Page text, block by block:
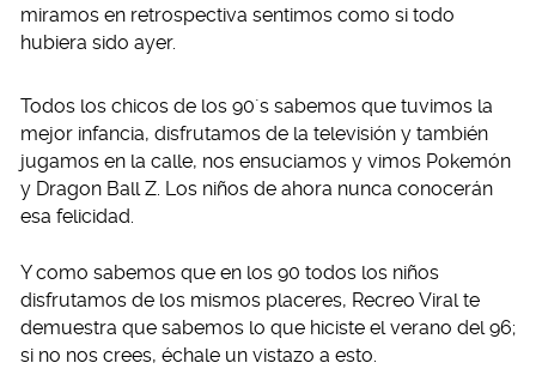
miramos en retrospectiva sentimos como si todo
hubiera sido ayer.
Todos los chicos de los 90´s sabemos que tuvimos la
mejor infancia, disfrutamos de la televisión y también
jugamos en la calle, nos ensuciamos y vimos Pokemón
y Dragon Ball Z. Los niños de ahora nunca conocerán
esa felicidad.
Y como sabemos que en los 90 todos los niños
disfrutamos de los mismos placeres, Recreo Viral te
demuestra que sabemos lo que hiciste el verano del 96;
si no nos crees, échale un vistazo a esto.